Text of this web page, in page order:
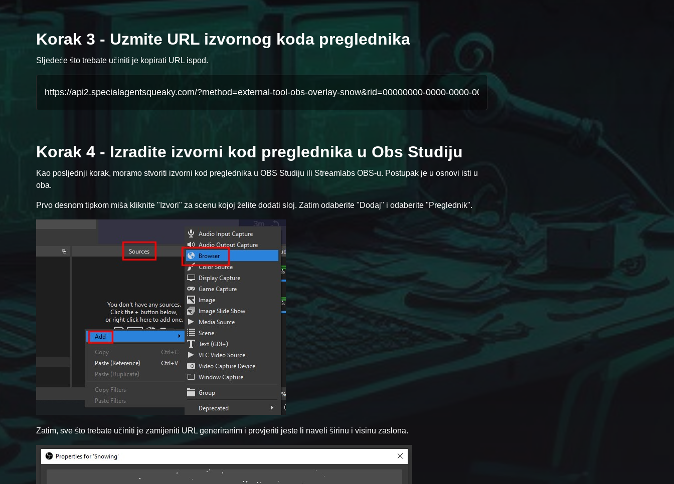
Korak 3 - Uzmite URL izvornog koda preglednika
Sljedeće što trebate učiniti je kopirati URL ispod.
Korak 4 - Izradite izvorni kod preglednika u Obs Studiju
Kao posljednji korak, moramo stvoriti izvorni kod preglednika u OBS Studiju ili Streamlabs OBS-u. Postupak je u osnovi isti u
oba.
Prvo desnom tipkom miša kliknite "Izvori" za scenu kojoj želite dodati sloj. Zatim odaberite "Dodaj" i odaberite "Preglednik".
Zatim, sve što trebate učiniti je zamijeniti URL generiranim i provjeriti jeste li naveli širinu i visinu zaslona.